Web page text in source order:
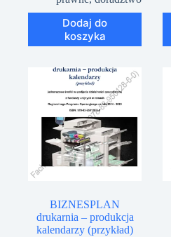
Dodaj do
koszyka
BIZNESPLAN
drukarnia – produkcja
kalendarzy (przykład)